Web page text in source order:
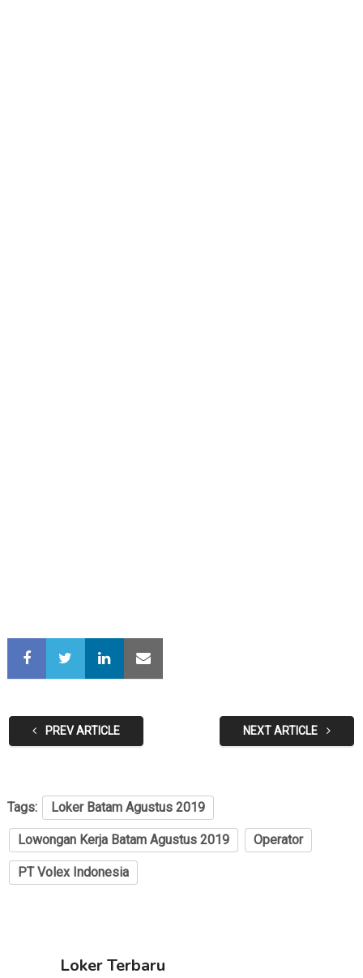
PREV ARTICLE NEXT ARTICLE
Tags: Loker Batam Agustus 2019
Lowongan Kerja Batam Agustus 2019 Operator
PT Volex Indonesia
Loker Terbaru